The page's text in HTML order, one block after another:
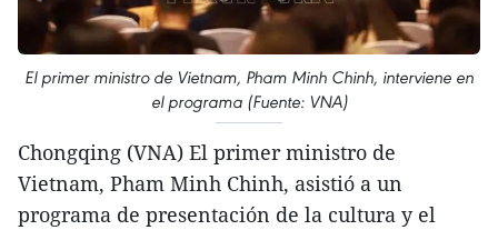
El primer ministro de Vietnam, Pham Minh Chinh, interviene en
el programa (Fuente: VNA)
Chongqing (VNA) El primer ministro de
Vietnam, Pham Minh Chinh, asistió a un
programa de presentación de la cultura y el